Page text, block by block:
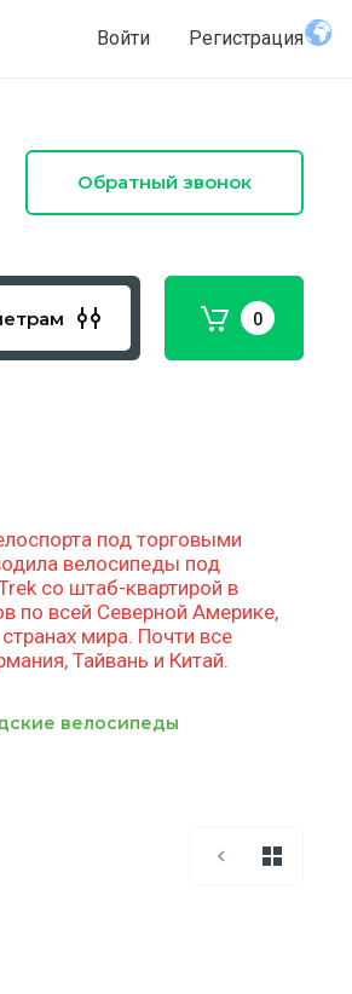
Войти Регистрация
Обратный звонок
0
под торговыми
велосипеды под
со штаб-квартирой в
по всей Северной Америке,
мира. Почти все
Тайвань и Китай.
велосипеды